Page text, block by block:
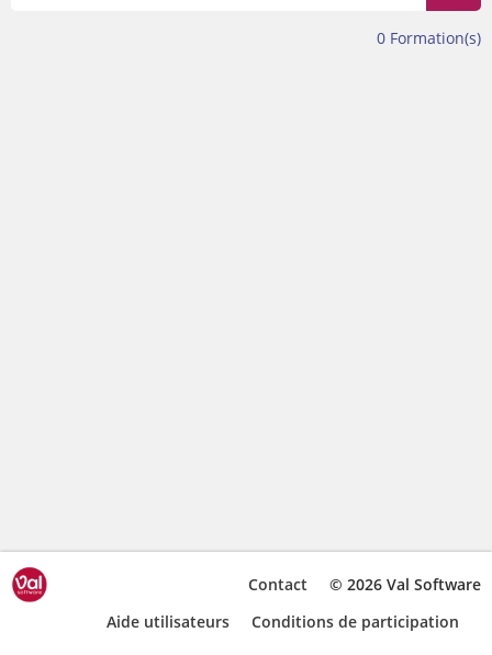
0 Formation(s)
© 2026 Val Software
Contact
Conditions de participation
Aide utilisateurs